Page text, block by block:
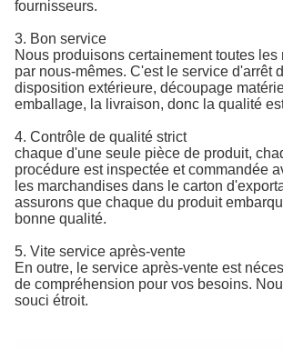
fournisseurs.
3. Bon service
Nous produisons certainement toutes les
par nous-mêmes. C'est le service d'arrêt
disposition extérieure, découpage
emballage, la livraison, donc la qualité
4. Contrôle de qualité strict
chaque d'une seule pièce de produit,
procédure est inspectée et commandée
les marchandises dans le carton
assurons que chaque du produit
bonne qualité.
5. Vite service après-vente
En outre, le service après-vente est
de compréhension pour vos besoins.
souci étroit.